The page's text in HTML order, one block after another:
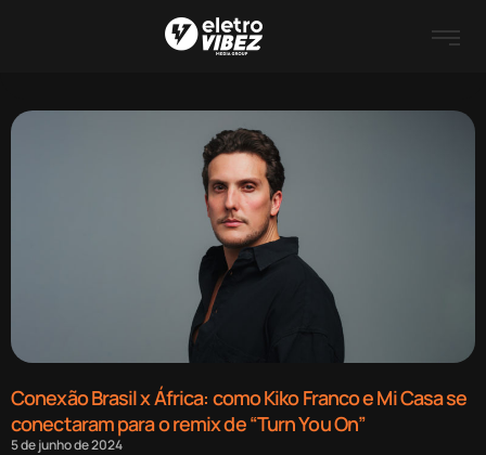
Conexão Brasil x África: como Kiko Franco e Mi Casa se
conectaram para o remix de “Turn You On”
5 de junho de 2024